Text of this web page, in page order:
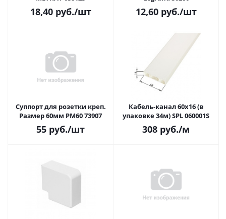
18,40руб./шт 12,60руб./шт
Суппорт для розетки креп.
Размер 60мм PM60 73907
55 руб./шт
Кабель-канал 60x16 (в
упаковке 34м) SPL 060001S
308 руб./м